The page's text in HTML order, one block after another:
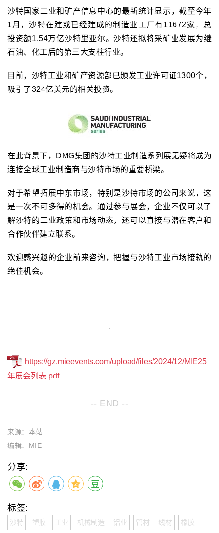
沙特国家工业和矿产信息中心的最新统计显示，截至今年
1月，沙特在建或已经建成的制造业工厂有11672家，总
投资额1.54万亿沙特里亚尔。沙特还拟将采矿业发展为继
石油、化工后的第三大支柱行业。
目前，沙特工业和矿产资源部已颁发工业许可证1300个，
吸引了324亿美元的相关投资。
在此背景下，DMG集团的沙特工业制造系列展无疑将成为
连接全球工业制造商与沙特市场的重要桥梁。
对于希望拓展中东市场，特别是沙特市场的公司来说，这
是一次不可多得的机会。通过参与展会，企业不仅可以了
解沙特的工业政策和市场动态，还可以直接与潜在客户和
合作伙伴建立联系。
欢迎感兴趣的企业前来咨询，把握与沙特工业市场接轨的
绝佳机会。
https://gz.mieevents.com/upload/files/2024/12/MIE25
年展会列表.pdf
-- END --
来源：本站
编辑：MIE
分享:
标签:
沙特 塑胶 工业 机械制造 铝业 管材 线材 橡胶